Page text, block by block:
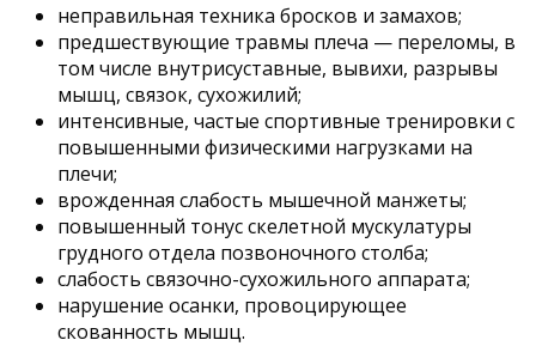
неправильная техника бросков и замахов;
предшествующие травмы плеча — переломы, в
том числе внутрисуставные, вывихи, разрывы
мышц, связок, сухожилий;
интенсивные, частые спортивные тренировки с
повышенными физическими нагрузками на
плечи;
врожденная слабость мышечной манжеты;
повышенный тонус скелетной мускулатуры
грудного отдела позвоночного столба;
слабость связочно-сухожильного аппарата;
нарушение осанки, провоцирующее
скованность мышц.